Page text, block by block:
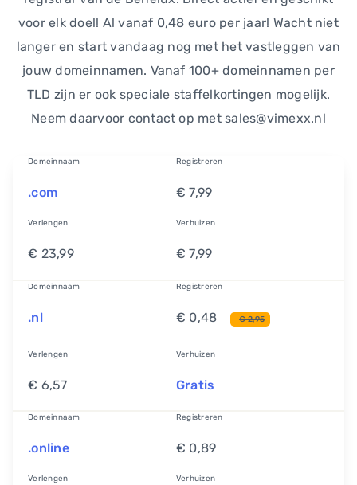
voor elk doel! Al vanaf 0,48 euro per jaar! Wacht niet
langer en start vandaag nog met het vastleggen van
jouw domeinnamen. Vanaf 100+ domeinnamen per
TLD zijn er ook speciale staffelkortingen mogelijk.
Neem daarvoor contact op met sales@vimexx.nl
Domeinnaam
.com
Registreren
€ 7,99
Verlengen
€ 23,99
Verhuizen
€ 7,99
Domeinnaam
.nl
Registreren
€ 0,48 € 2,95
Verlengen
€ 6,57
Verhuizen
Gratis
Domeinnaam
.online
Registreren
€ 0,89
Verlengen Verhuizen